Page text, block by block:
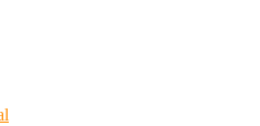
dan Berbangsa